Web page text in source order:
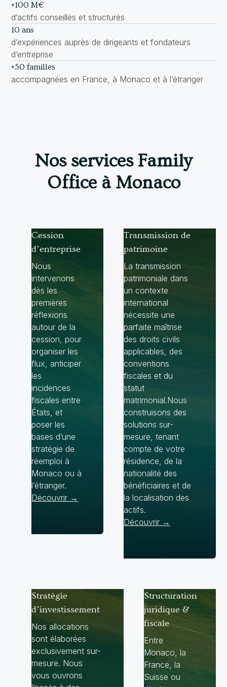
+100 M€
d’actifs conseillés et structurés
10 ans
d’expériences auprès de dirigeants et fondateurs
d’entreprise
+50 familles
accompagnées en France, à Monaco et à l’étranger
Nos services Family
Office à Monaco
Cession
d’entreprise
Nous
intervenons
dès les
premières
réflexions
autour de la
cession, pour
organiser les
flux, anticiper
les
incidences
fiscales entre
États, et
poser les
bases d’une
stratégie de
réemploi à
Monaco ou à
l’étranger.
Découvrir →
Transmission de
patrimoine
La transmission
patrimoniale dans
un contexte
international
nécessite une
parfaite maîtrise
des droits civils
applicables, des
conventions
fiscales et du
statut
matrimonial.Nous
construisons des
solutions sur-
mesure, tenant
compte de votre
résidence, de la
nationalité des
bénéficiaires et de
la localisation des
actifs.
Découvrir →
Stratégie
d’investissement
Nos allocations
sont élaborées
exclusivement sur-
mesure. Nous
vous ouvrons
Structuration
juridique &
fiscale
Entre
Monaco, la
France, la
Suisse ou